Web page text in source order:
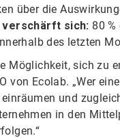
über die
verschärft sich: 80
des letzten
Möglichkeit, sich zu
von Ecolab. „Wer
und
in den